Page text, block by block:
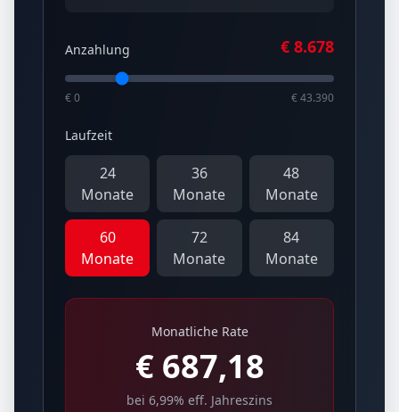
Anzahlung € 8.678
€ 0 € 43.390
Laufzeit
24
Monate
36
Monate
48
Monate
60
Monate
72
Monate
84
Monate
Monatliche Rate
€ 687,18
bei 6,99% eff. Jahreszins